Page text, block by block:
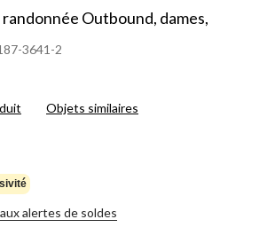
Outbound, dames,
3641-2
Objets similaires
alertes de soldes